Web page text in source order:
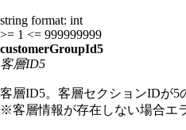
string format: int
>= 1 <= 999999999
customerGroupId5
客層ID5
客層ID5。客層セクションIDが5
※客層情報が存在しない場合エ